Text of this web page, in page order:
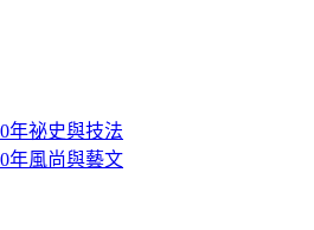
年祕史與技法
年風尚與藝文